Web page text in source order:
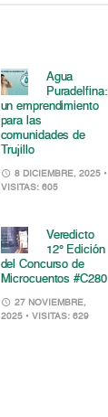
Agua
Puradelfina:
un emprendimiento
para las
comunidades de
Trujillo
8 DICIEMBRE, 2025 •
VISITAS: 605
Veredicto
12° Edición
del Concurso de
Microcuentos #C280
27 NOVIEMBRE,
2025 • VISITAS: 629